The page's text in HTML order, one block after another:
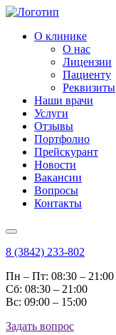
О клинике
О нас
Лицензии
Пациенту
Реквизиты
Наши врачи
Услуги
Отзывы
Портфолио
Прейскурант
Новости
Вакансии
Вопросы
Контакты
8 (3842) 233-802
Пн – Пт: 08:30 – 21:00
Cб: 08:30 – 21:00
Вс: 09:00 – 15:00
Задать вопрос